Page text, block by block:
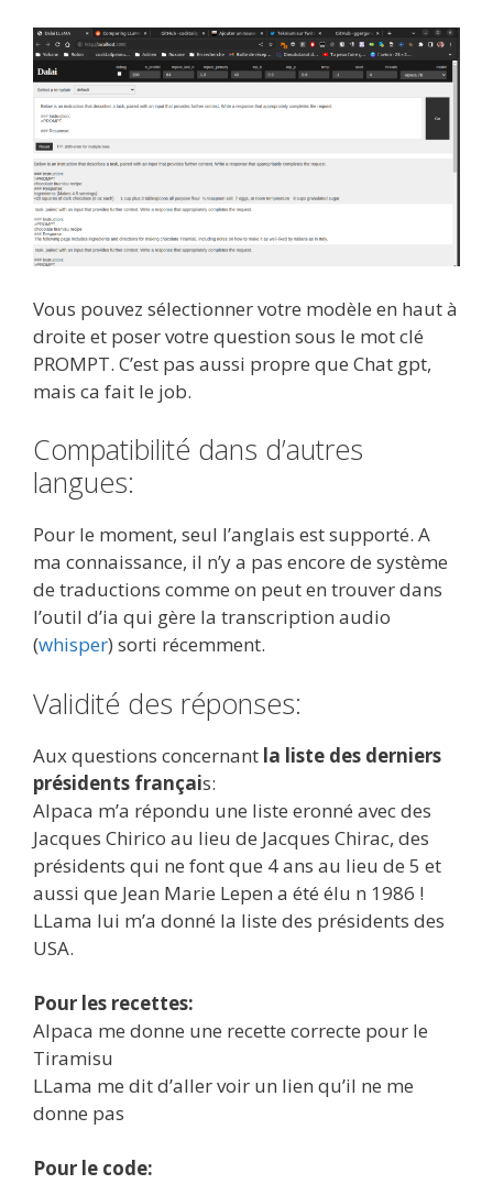
Vous pouvez sélectionner votre modèle en haut à
droite et poser votre question sous le mot clé
PROMPT. C’est pas aussi propre que Chat gpt,
mais ca fait le job.
Compatibilité dans d’autres
langues:
Pour le moment, seul l’anglais est supporté. A
ma connaissance, il n’y a pas encore de système
de traductions comme on peut en trouver dans
l’outil d’ia qui gère la transcription audio
(whisper) sorti récemment.
Validité des réponses:
Aux questions concernant la liste des derniers
présidents français:
Alpaca m’a répondu une liste eronné avec des
Jacques Chirico au lieu de Jacques Chirac, des
présidents qui ne font que 4 ans au lieu de 5 et
aussi que Jean Marie Lepen a été élu n 1986 !
LLama lui m’a donné la liste des présidents des
USA.
Pour les recettes:
Alpaca me donne une recette correcte pour le
Tiramisu
LLama me dit d’aller voir un lien qu’il ne me
donne pas
Pour le code: